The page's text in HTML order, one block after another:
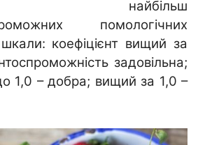
найбільш
помологічних
шкали: коефіцієнт вищий за
задовільна;
1,0 – добра; вищий за 1,0 –